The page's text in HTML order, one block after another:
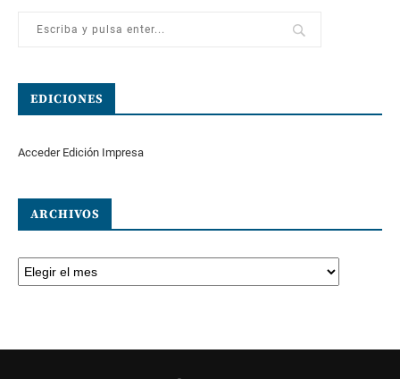
EDICIONES
Acceder Edición Impresa
ARCHIVOS